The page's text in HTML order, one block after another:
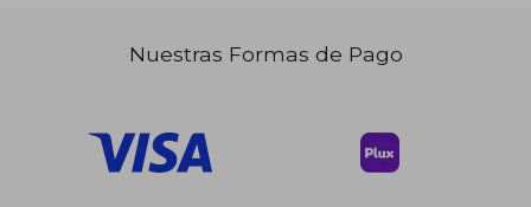
dcto. $ 17.74 dcto.
Nuestras Formas de Pago